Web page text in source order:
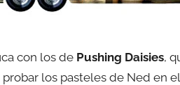
con los de Pushing Daisies,
los pasteles de Ned en